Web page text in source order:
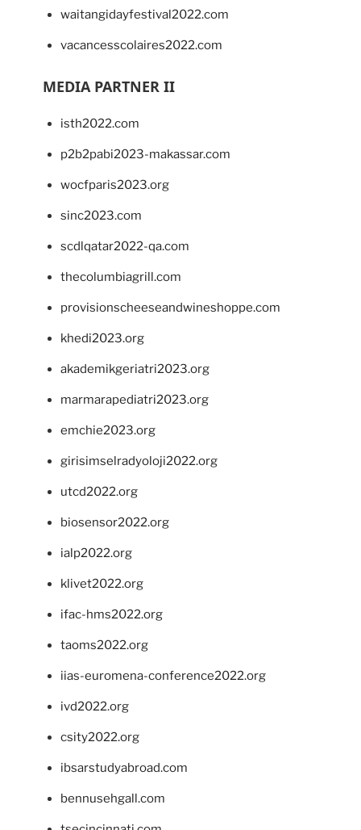
waitangidayfestival2022.com
vacancesscolaires2022.com
MEDIA PARTNER II
isth2022.com
p2b2pabi2023-makassar.com
wocfparis2023.org
sinc2023.com
scdlqatar2022-qa.com
thecolumbiagrill.com
provisionscheeseandwineshoppe.com
khedi2023.org
akademikgeriatri2023.org
marmarapediatri2023.org
emchie2023.org
girisimselradyoloji2022.org
utcd2022.org
biosensor2022.org
ialp2022.org
klivet2022.org
ifac-hms2022.org
taoms2022.org
iias-euromena-conference2022.org
ivd2022.org
csity2022.org
ibsarstudyabroad.com
bennusehgall.com